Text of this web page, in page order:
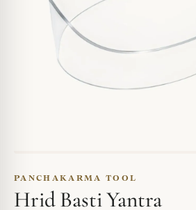
PANCHAKARMA TOOL
Hrid Basti Yantra